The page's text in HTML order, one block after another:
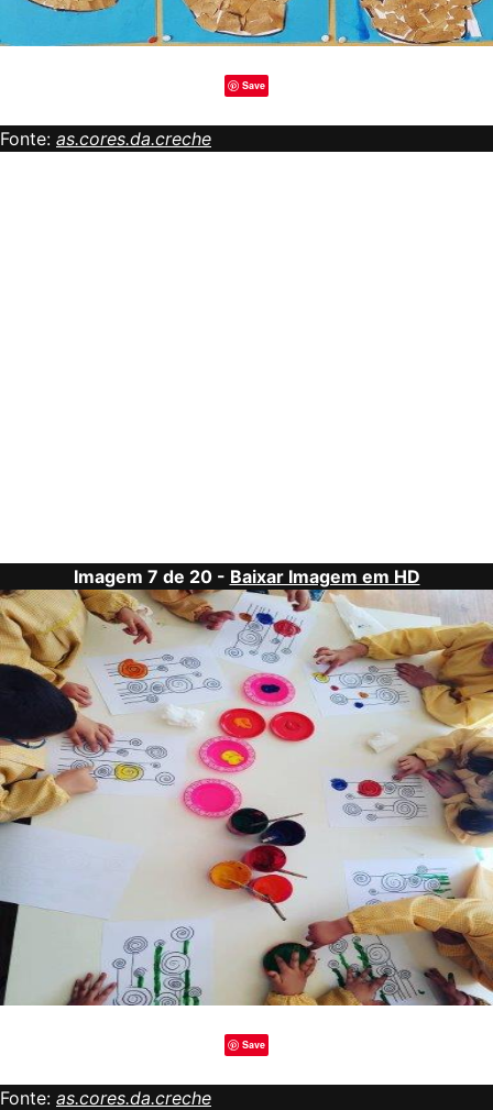
Save
Fonte: as.cores.da.creche
Imagem 7 de 20 - Baixar Imagem em HD
Save
Fonte: as.cores.da.creche